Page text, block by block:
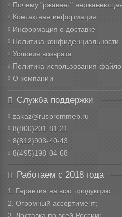
Почему "ржавеет"
Контактная информация
Информация о доставке
Политика конфиденциальности
Условия возврата
Политика использования
О компании
Служба поддержки
zakaz@rusprommeb.ru
8(800)201-81-21
8(812)903-40-43
8(495)198-04-68
Работаем с 2018 года
1. Гарантия на всю продукцию;
2. Огромный ассортимент;